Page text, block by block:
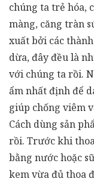
chúng ta trẻ hóa,
màng, căng tràn
xuất bởi các
dừa, đây đều là
với chúng ta rồi.
ẩm nhất định để
giúp chống viêm
Cách dùng sản
rồi. Trước khi
bằng nước hoặc
kem vừa đủ thoa